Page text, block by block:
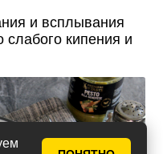
и всплывания
слабого кипения и